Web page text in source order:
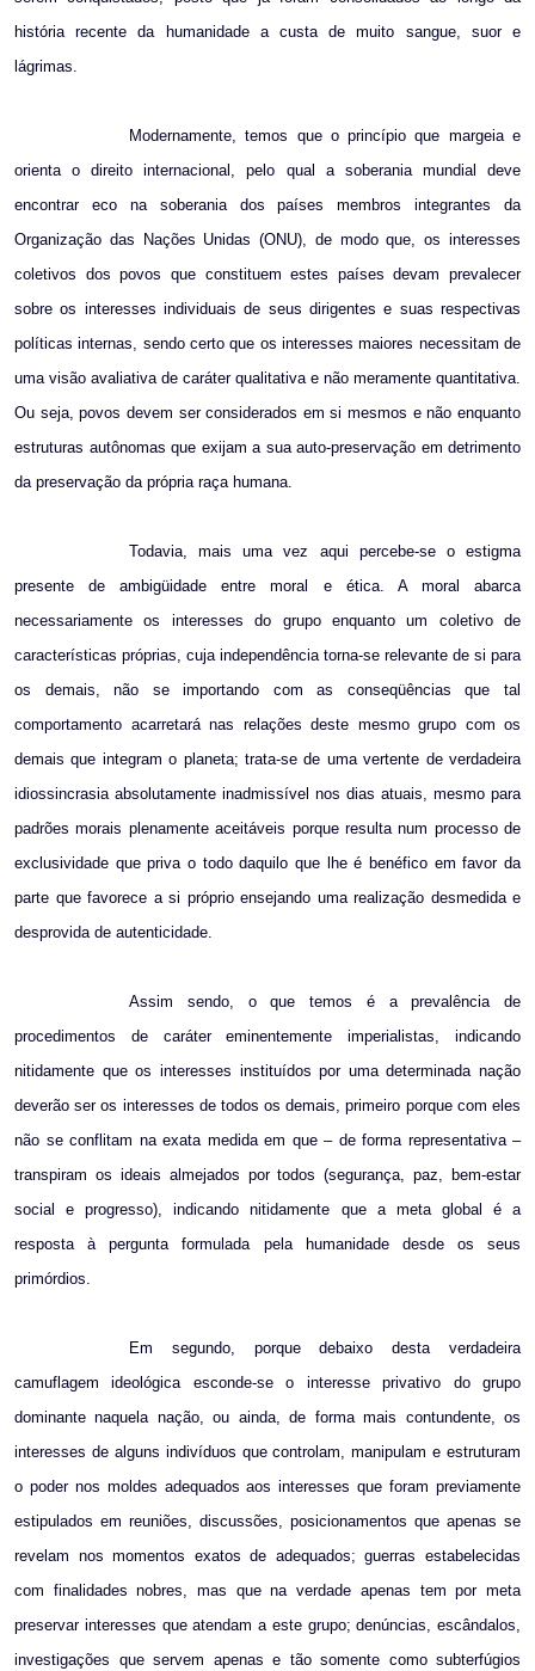
história recente da humanidade a custa de muito sangue, suor e
lágrimas.
Modernamente, temos que o princípio que margeia e
orienta o direito internacional, pelo qual a soberania mundial deve
encontrar eco na soberania dos países membros integrantes da
Organização das Nações Unidas (ONU), de modo que, os interesses
coletivos dos povos que constituem estes países devam prevalecer
sobre os interesses individuais de seus dirigentes e suas respectivas
políticas internas, sendo certo que os interesses maiores necessitam de
uma visão avaliativa de caráter qualitativa e não meramente quantitativa.
Ou seja, povos devem ser considerados em si mesmos e não enquanto
estruturas autônomas que exijam a sua auto-preservação em detrimento
da preservação da própria raça humana.
Todavia, mais uma vez aqui percebe-se o estigma
presente de ambigüidade entre moral e ética. A moral abarca
necessariamente os interesses do grupo enquanto um coletivo de
características próprias, cuja independência torna-se relevante de si para
os demais, não se importando com as conseqüências que tal
comportamento acarretará nas relações deste mesmo grupo com os
demais que integram o planeta; trata-se de uma vertente de verdadeira
idiossincrasia absolutamente inadmissível nos dias atuais, mesmo para
padrões morais plenamente aceitáveis porque resulta num processo de
exclusividade que priva o todo daquilo que lhe é benéfico em favor da
parte que favorece a si próprio ensejando uma realização desmedida e
desprovida de autenticidade.
Assim sendo, o que temos é a prevalência de
procedimentos de caráter eminentemente imperialistas, indicando
nitidamente que os interesses instituídos por uma determinada nação
deverão ser os interesses de todos os demais, primeiro porque com eles
não se conflitam na exata medida em que – de forma representativa –
transpiram os ideais almejados por todos (segurança, paz, bem-estar
social e progresso), indicando nitidamente que a meta global é a
resposta à pergunta formulada pela humanidade desde os seus
primórdios.
Em segundo, porque debaixo desta verdadeira
camuflagem ideológica esconde-se o interesse privativo do grupo
dominante naquela nação, ou ainda, de forma mais contundente, os
interesses de alguns indivíduos que controlam, manipulam e estruturam
o poder nos moldes adequados aos interesses que foram previamente
estipulados em reuniões, discussões, posicionamentos que apenas se
revelam nos momentos exatos de adequados; guerras estabelecidas
com finalidades nobres, mas que na verdade apenas tem por meta
preservar interesses que atendam a este grupo; denúncias, escândalos,
investigações que servem apenas e tão somente como subterfúgios